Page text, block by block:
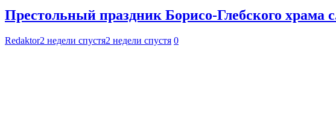
Престольный праздник Борисо-Глебского храма
Redaktor2 недели спустя2 недели спустя 0